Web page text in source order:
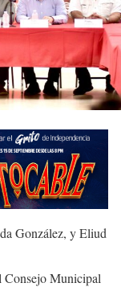
González, y Eliud
Consejo Municipal